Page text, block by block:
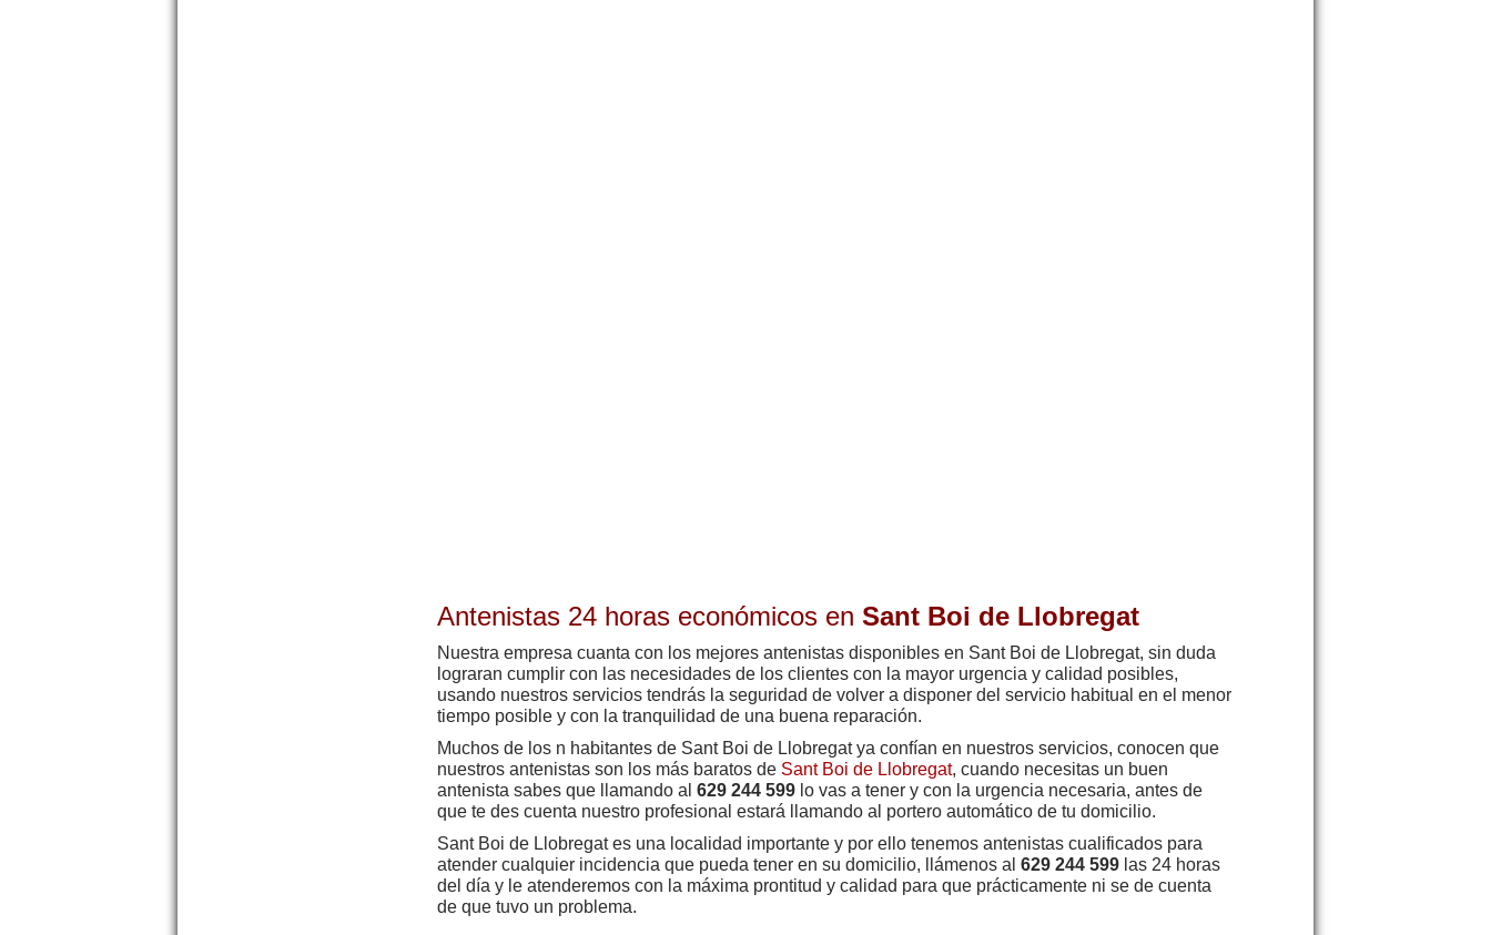
Antenistas 24 horas económicos en Sant Boi de Llobregat
Nuestra empresa cuanta con los mejores antenistas disponibles en Sant Boi de Llobregat, sin duda
lograran cumplir con las necesidades de los clientes con la mayor urgencia y calidad posibles,
usando nuestros servicios tendrás la seguridad de volver a disponer del servicio habitual en el menor
tiempo posible y con la tranquilidad de una buena reparación.
Muchos de los n habitantes de Sant Boi de Llobregat ya confían en nuestros servicios, conocen que
nuestros antenistas son los más baratos de Sant Boi de Llobregat, cuando necesitas un buen
antenista sabes que llamando al 629 244 599 lo vas a tener y con la urgencia necesaria, antes de
que te des cuenta nuestro profesional estará llamando al portero automático de tu domicilio.
Sant Boi de Llobregat es una localidad importante y por ello tenemos antenistas cualificados para
atender cualquier incidencia que pueda tener en su domicilio, llámenos al 629 244 599 las 24 horas
del día y le atenderemos con la máxima prontitud y calidad para que prácticamente ni se de cuenta
de que tuvo un problema.